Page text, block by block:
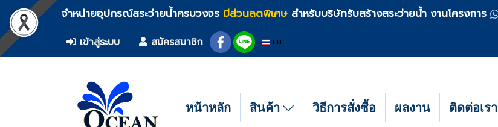
จำหน่ายอุปกรณ์สระว่ายน้ำครบวงจร มีส่วนลดพิเศษ สำหรับบริษัทรับสร้างสระว่ายน้ำ งานโครงการ
เข้าสู่ระบบ สมัครสมาชิก TH
หน้าหลัก สินค้า วิธีการสั่งซื้อ ผลงาน ติดต่อเรา